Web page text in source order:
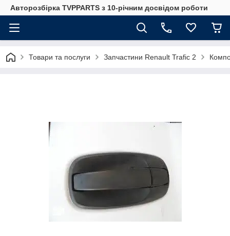
Авторозбірка TVPPARTS з 10-річним досвідом роботи
Товари та послуги Запчастини Renault Trafic 2